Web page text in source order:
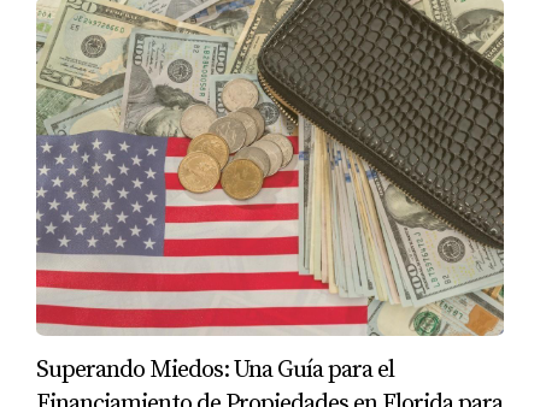
Tener que asumir costos inesperados en
reparaciones o problemas legales de la propiedad.
Conclusión
En resumen, las contingencias en los contratos de
compra-venta son una parte esencial de cualquier
transacción inmobiliaria, no son solo detalles en un
contrato; son herramientas clave para protegerte en el
proceso de compra de una propiedad. Proporcionan
protección y flexibilidad tanto para los compradores
como para los vendedores, asegurando que ambas
Superando Miedos: Una Guía para el